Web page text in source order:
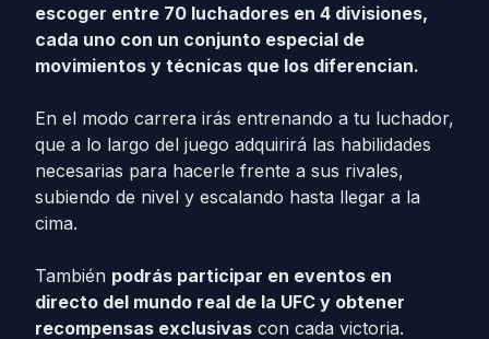
escoger entre 70 luchadores en 4 divisiones,
cada uno con un conjunto especial de
movimientos y técnicas que los diferencian.
En el modo carrera irás entrenando a tu luchador,
que a lo largo del juego adquirirá las habilidades
necesarias para hacerle frente a sus rivales,
subiendo de nivel y escalando hasta llegar a la
cima.
También podrás participar en eventos en
directo del mundo real de la UFC y obtener
recompensas exclusivas con cada victoria.